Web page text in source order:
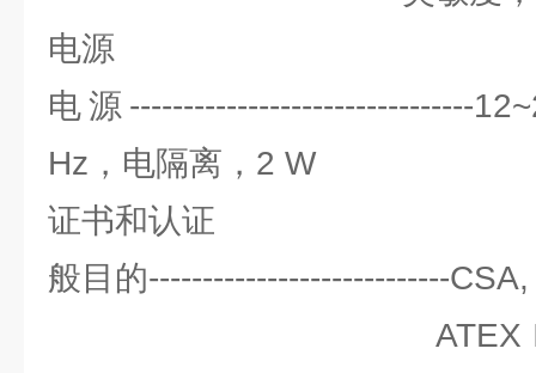
电源
电源--------------------------------
Hz，电隔离，2 W
证书和认证
般目的----------------------------
ATEX II 1/2 G